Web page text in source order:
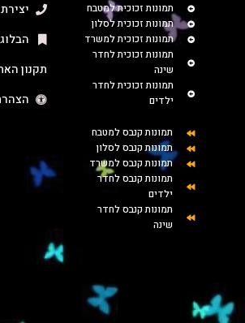
תמונות זכוכית למטבח
תמונות זכוכית לסלון
תמונות זכוכית למשרד
תמונות זכוכית לחדר
שינה
תמונות זכוכית לחדר
ילדים
תמונות קנבס למטבח
תמונות קנבס לסלון
תמונות קנבס למשרד
תמונות קנבס לחדר
ילדים
תמונות קנבס לחדר
שינה
תקנון